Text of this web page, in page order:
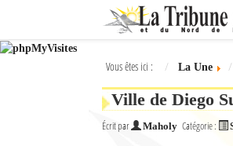
Ok
L'actualité à Diego Suarez
Vous êtes ici : La Une
Ville de Diego
Écrit par Maholy Catégorie :